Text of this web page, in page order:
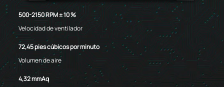
500-2150 RPM ± 10 %
Velocidad de ventilador
72,45 pies cúbicos por minuto
Volumen de aire
4,32 mmAq